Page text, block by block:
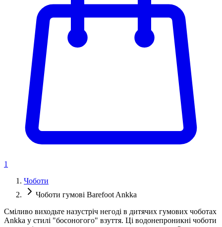
1
Чоботи
Чоботи гумові Barefoot Ankka
Сміливо виходьте назустріч негоді в дитячих гумових чоботах
Ankka у стилі "босоногого" взуття. Ці водонепроникні чоботи